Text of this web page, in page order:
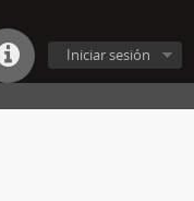
Iniciar sesión